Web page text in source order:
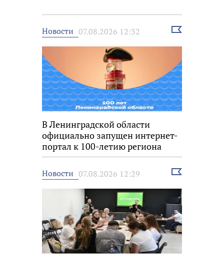
Новости 07.08.2026 12:32
Выбрать
В Ленинградской области
официально запущен интернет-
портал к 100-летию региона
Новости 07.08.2026 12:29
Выбрать